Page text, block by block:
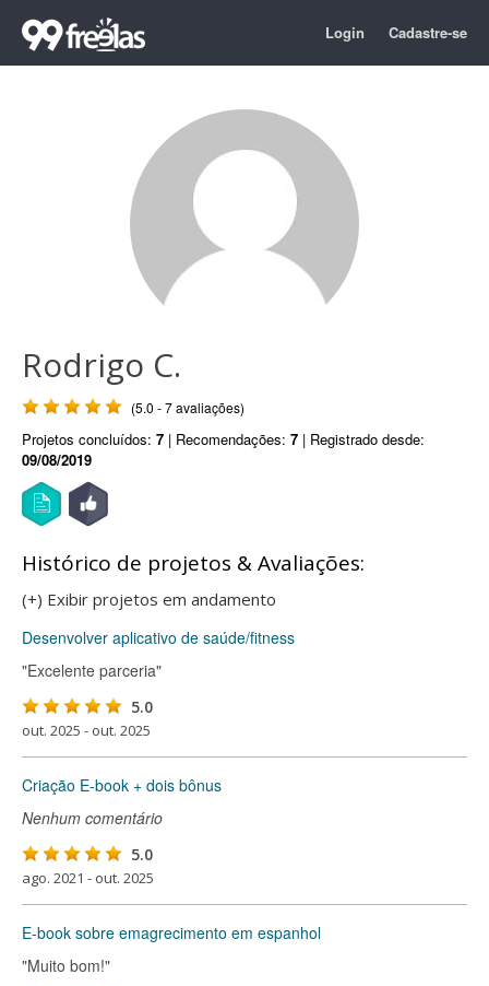
Login Cadastre-se
Rodrigo C.
(5.0 - 7 avaliações)
Projetos concluídos: 7 | Recomendações: 7 | Registrado desde:
09/08/2019
Histórico de projetos & Avaliações:
(+) Exibir projetos em andamento
Desenvolver aplicativo de saúde/fitness
"Excelente parceria"
5.0
out. 2025 - out. 2025
Criação E-book + dois bônus
Nenhum comentário
5.0
ago. 2021 - out. 2025
E-book sobre emagrecimento em espanhol
"Muito bom!"